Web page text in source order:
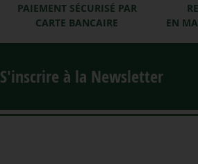
PAIEMENT SÉCURISÉ PAR
CARTE BANCAIRE
EN
S'inscrire à la Newsletter